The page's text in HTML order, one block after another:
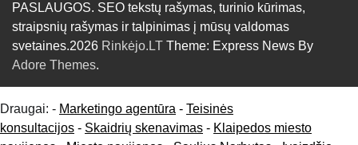
PASLAUGOS. SEO tekstų rašymas, turinio kūrimas,
straipsnių rašymas ir talpinimas į mūsų valdomas
svetaines.2026 Rinkėjo.LT Theme: Express News By
Adore Themes.
Draugai: - Marketingo agentūra - Teisinės
konsultacijos - Skaidrių skenavimas - Klaipedos miesto